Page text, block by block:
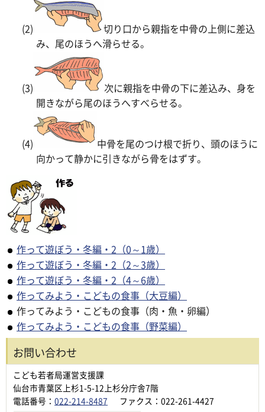
(2)
切り口から親指を中骨の上側に差込
み、尾のほうへ滑らせる。
(3)
次に親指を中骨の下に差込み、身を
開きながら尾のほうへすべらせる。
(4)
中骨を尾のつけ根で折り、頭のほうに
向かって静かに引きながら骨をはずす。
作って遊ぼう・冬編・2（0～1歳）
作って遊ぼう・冬編・2（2～3歳）
作って遊ぼう・冬編・2（4～6歳）
作ってみよう・こどもの食事（大豆編）
作ってみよう・こどもの食事（肉・魚・卵編）
作ってみよう・こどもの食事（野菜編）
お問い合わせ
こども若者局運営支援課
仙台市青葉区上杉1-5-12上杉分庁舎7階
電話番号： 022-214-8487 ファクス：022-261-4427